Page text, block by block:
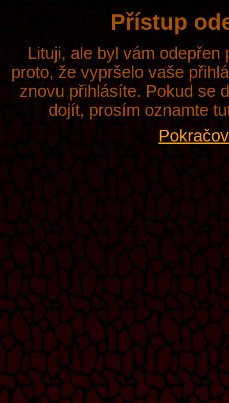
Přístup
Lituji, ale byl vám
proto, že vypršelo vaše
znovu přihlásíte. Pokud se
dojít, prosím oznamte